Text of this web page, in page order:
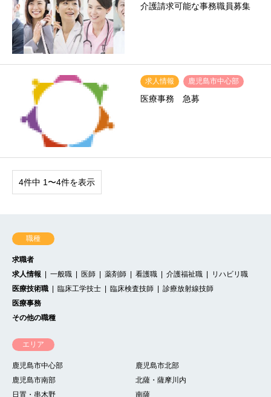
介護請求可能な事務職員募集
求人情報 鹿児島市中心部
医療事務 急募
4件中 1〜4件を表示
職種
求職者
求人情報
一般職 医師 薬剤師 看護職 介護福祉職
リハビリ職
医療技術職
臨床工学技士 臨床検査技師
診療放射線技師
医療事務
その他の職種
エリア
鹿児島市中心部
鹿児島市北部
鹿児島市南部
北薩・薩摩川内
日置・串木野
南薩